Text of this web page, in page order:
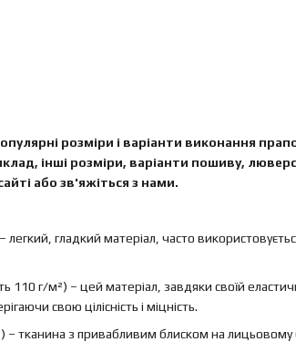
розміри і варіанти виконання
інші розміри, варіанти пошиву,
або зв'яжіться з нами.
легкий, гладкий матеріал, часто
110 г/м²) – цей матеріал, завдяки своїй
свою цілісність і міцність.
– тканина з привабливим блиском на лицьовому